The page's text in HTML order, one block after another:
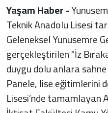
Yaşam Haber -
Teknik Anadolu Lisesi
Geleneksel Yunusemre
gerçekleştirilen "İz
duygu dolu anlara
Panele, lise eğitimlerini
Lisesi’nde tamamlayan